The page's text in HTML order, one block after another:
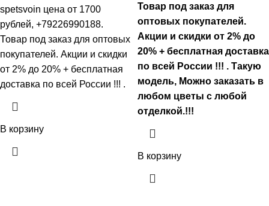
spetsvoin цена от 1700
рублей, +79226990188.
Товар под заказ для оптовых
покупателей. Акции и скидки
от 2% до 20% + бесплатная
доставка по всей России !!! .
В корзину
Товар под заказ для
оптовых покупателей.
Акции и скидки от 2% до
20% + бесплатная доставка
по всей России !!! . Такую
модель, Mожно заказать в
любом цветы с любой
отделкой.!!!
В корзину